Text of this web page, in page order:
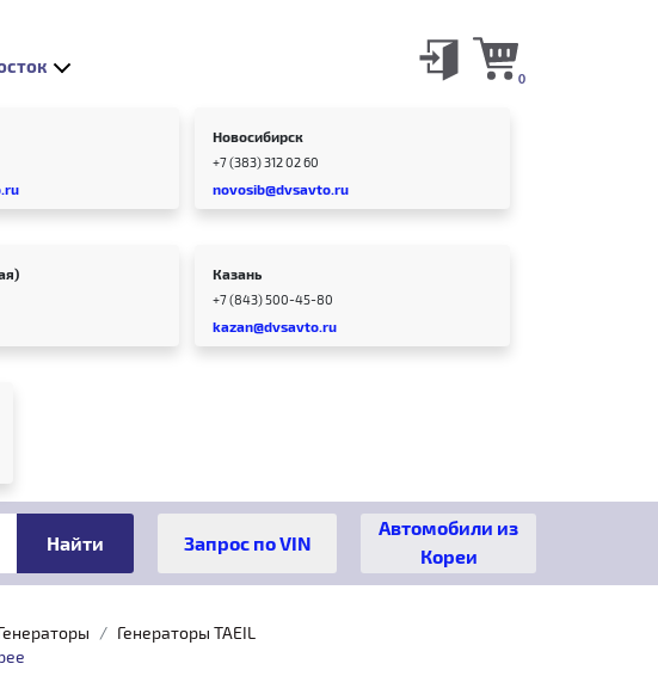
0
Новосибирск
+7 (383) 312 02 60
novosib@dvsavto.ru
Казань
+7 (843) 500-45-80
kazan@dvsavto.ru
Автомобили из
Кореи
Генераторы TAEIL